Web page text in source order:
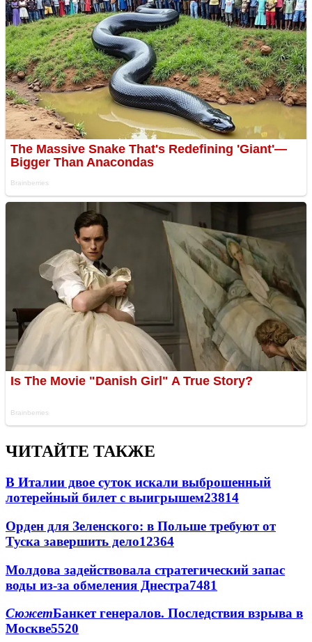
ЧИТАЙТЕ ТАКЖЕ
В Италии двое суток искали выброшенный
лотерейный билет с выигрышем23814
Орден для Зеленского: в Польше требуют от
Туска завершить дело12364
Молдова задействовала стратегический запас
воды из-за обмеления Днестра7481
СюжетБанкет генералов. Последствия взрыва в
Москве5520